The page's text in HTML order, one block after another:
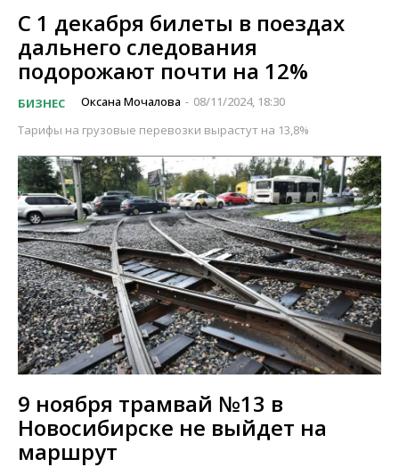
С 1 декабря билеты в поездах
дальнего следования
подорожают почти на 12%
БИЗНЕС Оксана Мочалова - 08/11/2024, 18:30
Тарифы на грузовые перевозки вырастут на 13,8%
9 ноября трамвай №13 в
Новосибирске не выйдет на
маршрут